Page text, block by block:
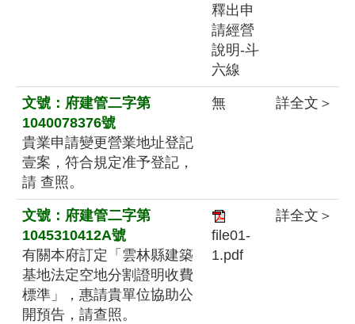
釋出申
請經營
說明-斗
六線
文號：府建管二字第
1040078376號
貴業申請變更營業地址登記
壹案，符合規定准予登記，
請 查照。
無 詳全文＞
文號：府建管二字第
1045310412A號
有關本府訂定「雲林縣建築
基地法定空地分割證明收費
標準」，惠請貴單位協助公
開預告，請查照。
file01-
1.pdf
詳全文＞